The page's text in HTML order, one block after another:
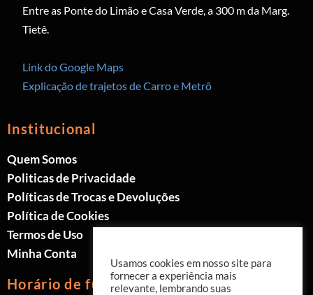
Entre as Ponte do Limão e Casa Verde, a 300 m da Marg.
Tietê.
Link do Google Maps
Explicação de trajetos de Carro e Metrô
Institucional
Quem Somos
Politicas de Privacidade
Políticas de Trocas e Devoluções
Política de Cookies
Termos de Uso
Minha Conta
Horário de funcionamento
Usamos cookies em nosso site para
fornecer a experiência mais
relevante, lembrando suas